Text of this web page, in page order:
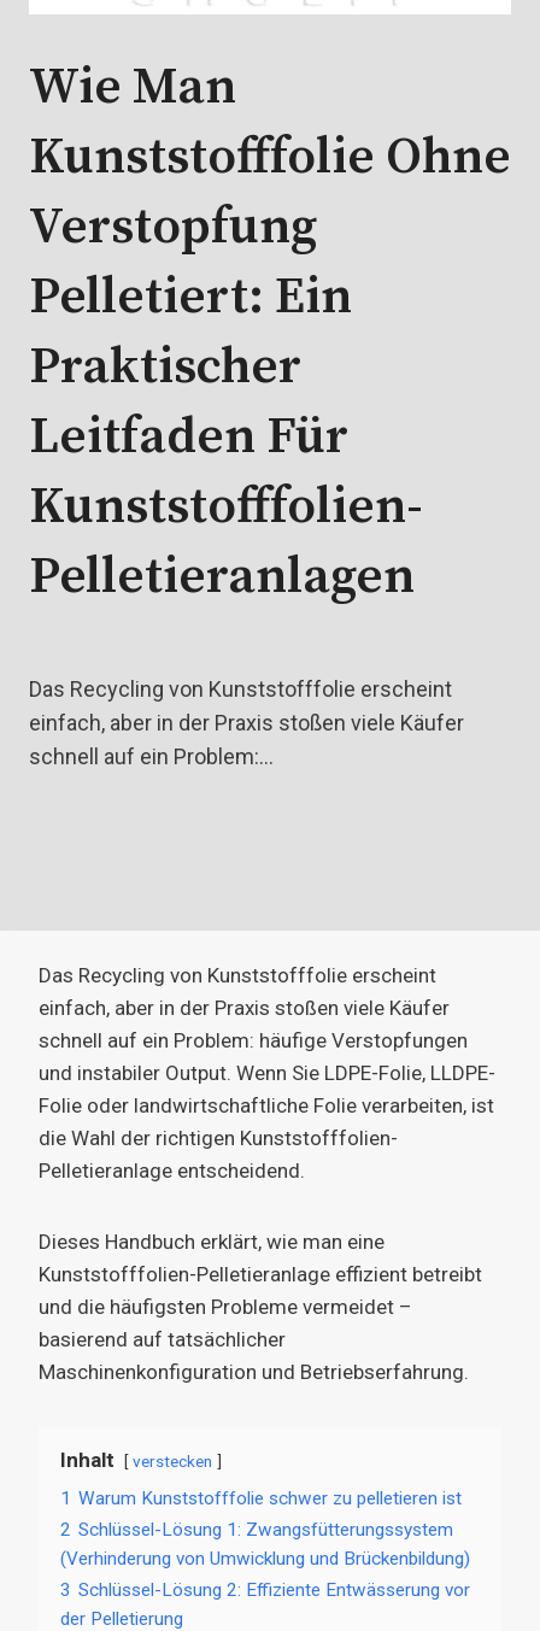
Wie Man
Kunststofffolie Ohne
Verstopfung
Pelletiert: Ein
Praktischer
Leitfaden Für
Kunststofffolien-
Pelletieranlagen
Das Recycling von Kunststofffolie erscheint
einfach, aber in der Praxis stoßen viele Käufer
schnell auf ein Problem:…
Das Recycling von Kunststofffolie erscheint
einfach, aber in der Praxis stoßen viele Käufer
schnell auf ein Problem: häufige Verstopfungen
und instabiler Output. Wenn Sie LDPE-Folie, LLDPE-
Folie oder landwirtschaftliche Folie verarbeiten, ist
die Wahl der richtigen Kunststofffolien-
Pelletieranlage entscheidend.
Dieses Handbuch erklärt, wie man eine
Kunststofffolien-Pelletieranlage effizient betreibt
und die häufigsten Probleme vermeidet –
basierend auf tatsächlicher
Maschinenkonfiguration und Betriebserfahrung.
Inhalt verstecken
1 Warum Kunststofffolie schwer zu pelletieren ist
2 Schlüssel-Lösung 1: Zwangsfütterungssystem
(Verhinderung von Umwicklung und Brückenbildung)
3 Schlüssel-Lösung 2: Effiziente Entwässerung vor
der Pelletierung